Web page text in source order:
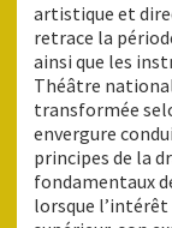
artistique et
retrace la
ainsi que les
Théâtre
transformée
envergure
principes de la
fondamentaux
lorsque